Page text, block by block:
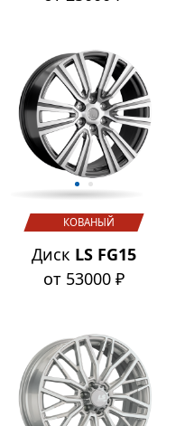
КОВАНЫЙ
Диск LS FG15
от 53000 ₽